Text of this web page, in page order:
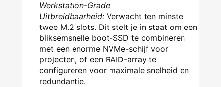
Werkstation-Grade
Uitbreidbaarheid: Verwacht ten minste
twee M.2 slots. Dit stelt je in staat om een
bliksemsnelle boot-SSD te combineren
met een enorme NVMe-schijf voor
projecten, of een RAID-array te
configureren voor maximale snelheid en
redundantie.